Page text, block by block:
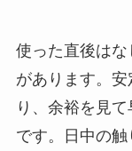
使った直後はな
があります。
り、余裕を見
です。日中の